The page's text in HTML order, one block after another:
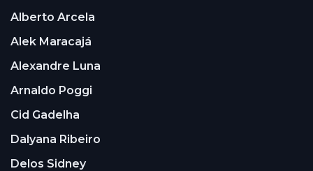
Alberto Arcela
Alek Maracajá
Alexandre Luna
Arnaldo Poggi
Cid Gadelha
Dalyana Ribeiro
Delos Sidney